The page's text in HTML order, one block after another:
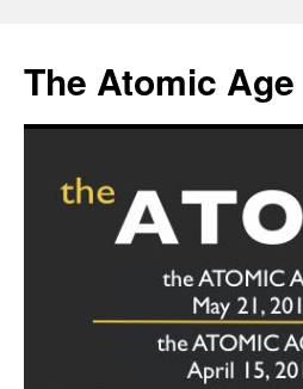
content
The Atomic Age